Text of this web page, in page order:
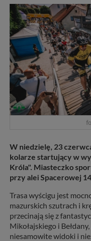
W niedzielę, 23
kolarze startujący w
Króla". Miasteczko
przy alei Spacerowej
Trasa wyścigu jest
mazurskich szutrach i
przecinają się z
Mikołajskiego i
niesamowite widoki i